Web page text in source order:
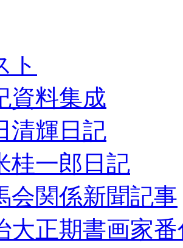
ト
資料集成
清輝日記
桂一郎日記
会関係新聞記事
大正期書画家